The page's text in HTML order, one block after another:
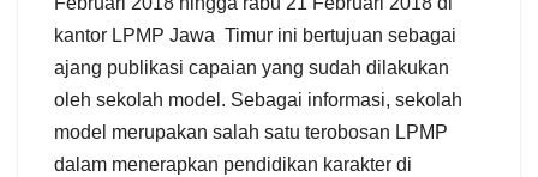
kantor LPMP Jawa Timur ini bertujuan sebagai
ajang publikasi capaian yang sudah dilakukan
oleh sekolah model. Sebagai informasi, sekolah
model merupakan salah satu terobosan LPMP
dalam menerapkan pendidikan karakter di